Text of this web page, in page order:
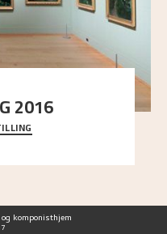
2016
Nikolai Astrups
og frem til i dag.
komponisthjem